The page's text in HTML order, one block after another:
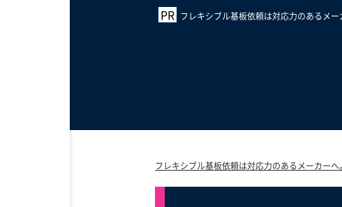
フレキシブル基板依頼は対応力のあるメ
フレキシブル基板依頼は対応力のあるメーカー